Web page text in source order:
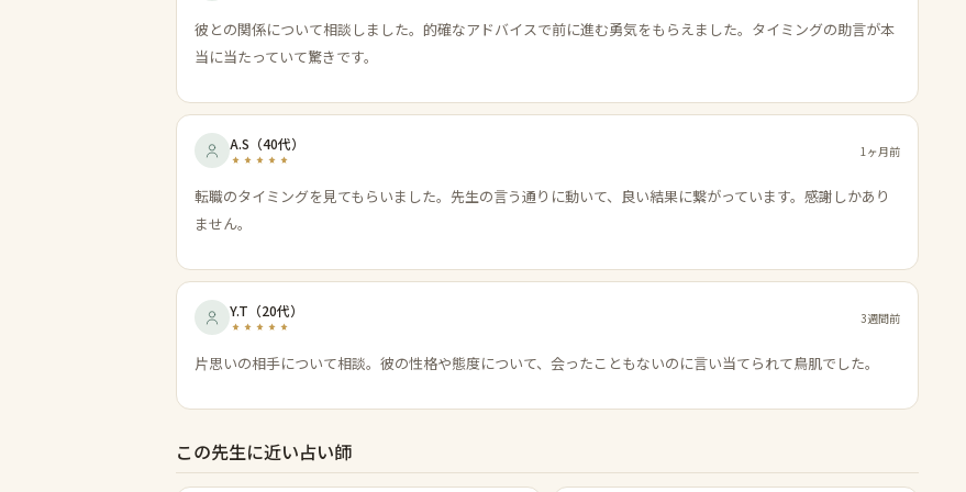
彼との関係について相談しました。的確なアドバイスで前に進む勇気をもらえました。タイミングの助言が本
当に当たっていて驚きです。
A.S （40代） 1ヶ月前
転職のタイミングを見てもらいました。先生の言う通りに動いて、良い結果に繋がっています。感謝しかあり
ません。
Y.T （20代） 3週間前
片思いの相手について相談。彼の性格や態度について、会ったこともないのに言い当てられて鳥肌でした。
この先生に近い占い師